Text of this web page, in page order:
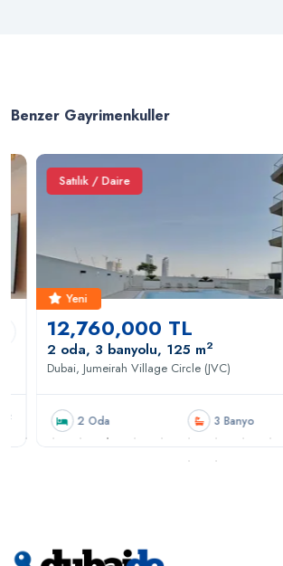
Benzer Gayrimenkuller
Satılık / Daire
Yeni
12,760,000 TL
2 oda, 3 banyolu, 125 m2
Dubai, Jumeirah Village Circle (JVC)
2 Oda 3 Banyo